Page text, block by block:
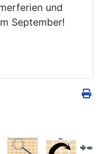
und
September!